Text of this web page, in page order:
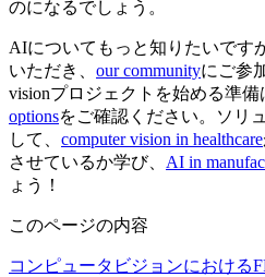
のになるでしょう。
AIについてもっと知りたいです
いただき、 our communityにご参
visionプロジェクトを始める準備
optionsをご確認ください。ソリ
して、 computer vision in healthcare
させているか学び、 AI in
ょう！
このページの内容
コンピュータビジョンにおける